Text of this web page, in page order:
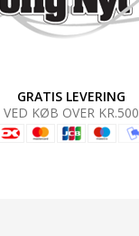
GRATIS LEVERING
VED KØB OVER KR.500